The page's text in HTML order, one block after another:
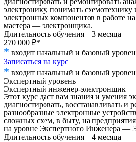
диагностировать и ремонтировать
электронику, понимать схемотехнику
электронных компонентов в работе
мастера — электронщика.
Длительность обучения – 3 месяца
270 000 ₽*
* входит начальный и базовый
Записаться на курс
* входит начальный и базовый
Экспертный уровень
Экспертный инженер-электронщик
Этот курс даст вам знания и умения
диагностировать, восстанавливать и
разнообразные электронные
сложных схем, в быту, на
на уровне Экспертного Инженера —
Длительность обучения – 4 месяца